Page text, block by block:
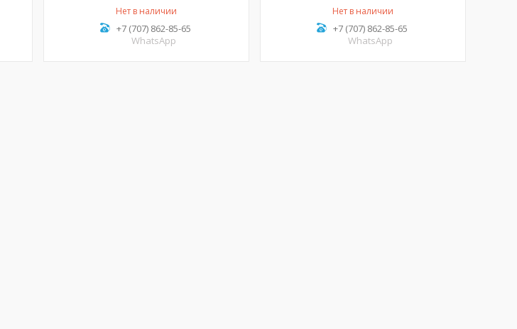
Нет в наличии
+7 (707) 862-85-65
WhatsApp
Нет в наличии
+7 (707) 862-85-65
WhatsApp